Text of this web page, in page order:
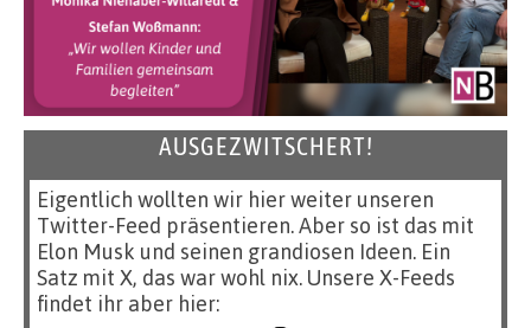
AUSGEZWITSCHERT!
Eigentlich wollten wir hier weiter unseren
Twitter-Feed präsentieren. Aber so ist das mit
Elon Musk und seinen grandiosen Ideen. Ein
Satz mit X, das war wohl nix. Unsere X-Feeds
findet ihr aber hier: